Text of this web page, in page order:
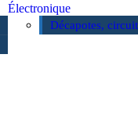
Électronique
Décapotes,